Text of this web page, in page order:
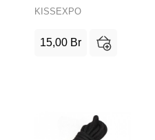
KISSEXPO
15,00 Br